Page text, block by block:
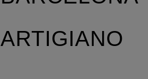
ARTIGIANO